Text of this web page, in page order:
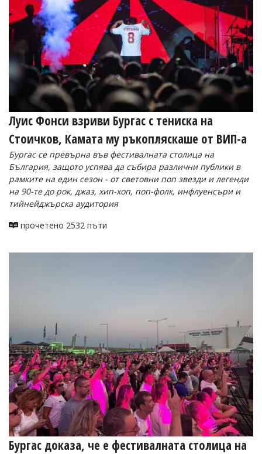
УКРАЙНА
СПОРТ
РАЗСЛЕДВАНЕ
БИЗНЕС
ЮГ
Управители:
Веселин
Василев,
email:
v.vasilev@flagman.bg
Катя
Касабова,
еmail:k.kassabova@flagman.bg
Главен
редактор:
Иван
Колев,
office@flagman.bg
читателите
и
редакцията
не
носи
отговорност
за
тях!
Ако
откриете
обиден
Луис Фонси взриви Бургас с тениска на
Стоичков, Камата му ръкопляскаше от ВИП-а
Бургас се превърна във фестивалната столица на
България, защото успява да събира различни публики в
рамките на един сезон - от световни поп звезди и легенди
на 90-те до рок, джаз, хип-хоп, поп-фолк, инфлуенсъри и
тийнейджърска аудитория
прочетено 2532 пъти
Бургас доказа, че е фестивалната столица на